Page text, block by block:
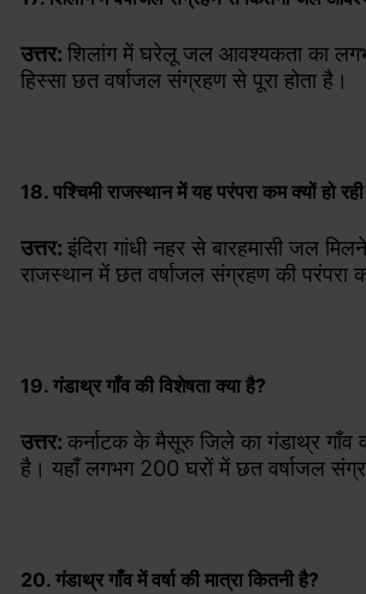
उत्तर: शिलांग में घरेलू जल आवश्यकता का
हिस्सा छत वर्षाजल संग्रहण से पूरा होता है।
18. पश्चिमी राजस्थान में यह परंपरा कम क्यों हो
उत्तर: इंदिरा गांधी नहर से बारहमासी जल
राजस्थान में छत वर्षाजल संग्रहण की परंपरा
19. गंडाथ्र गाँव की विशेषता क्या है?
उत्तर: कर्नाटक के मैसूरु जिले का गंडाथ्र गाँव
है। यहाँ लगभग 200 घरों में छत वर्षाजल
20. गंडाथ्र गाँव में वर्षा की मात्रा कितनी है?